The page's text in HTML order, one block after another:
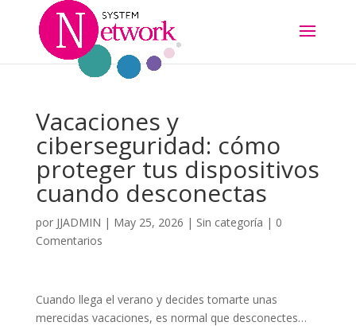
Vacaciones y
ciberseguridad: cómo
proteger tus dispositivos
cuando desconectas
por JJADMIN | May 25, 2026 | Sin categoría | 0
Comentarios
Cuando llega el verano y decides tomarte unas
merecidas vacaciones, es normal que desconectes…